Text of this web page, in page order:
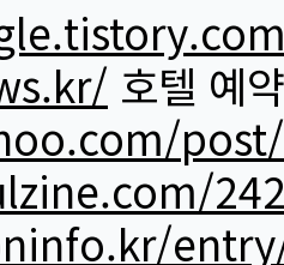
호텔 예약
entry/